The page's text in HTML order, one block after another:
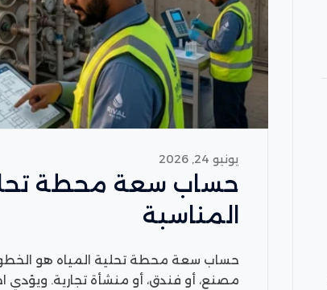
يونيو 24, 2026
حساب سعة محطة تحلية
المناسبة
حساب سعة محطة تحلية المياه هو الخطوة
مصنع، أو فندق، أو منشأة تجارية. ويؤدي